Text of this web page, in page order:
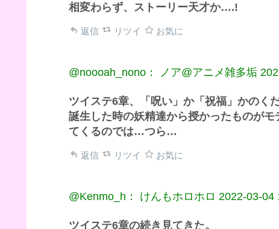
相変わらず、ストーリー天才か….!
返信 リツイ お気に
@noooah_nono： ノア@アニメ雑多垢
ツイステ6章、「呪い」か「祝福」かのく
誕生した時の妖精達から授かったものが
てくるのでは…つら…
返信 リツイ お気に
@Kenmo_h： けんもホロホロ 2022-03-04
ツイステ6章の続き見てきた。